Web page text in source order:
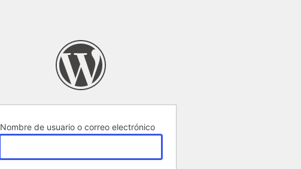
Nombre de usuario o correo electrónico